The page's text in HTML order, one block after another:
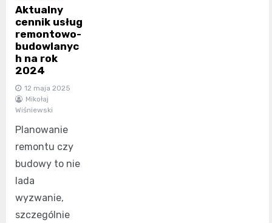
Aktualny
cennik usług
remontowo-
budowlanyc
h na rok
2024
12 maja 2025
Mikołaj
Wiśniewski
Planowanie
remontu czy
budowy to nie
lada
wyzwanie,
szczególnie